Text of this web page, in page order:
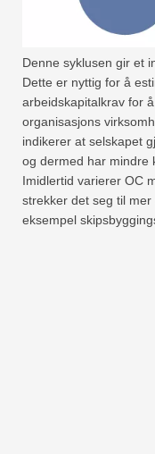
Denne syklusen gir et
Dette er nyttig for å
arbeidskapitalkrav for
organisasjons
indikerer at selskapet
og dermed har mindre
Imidlertid varierer OC
strekker det seg til
eksempel